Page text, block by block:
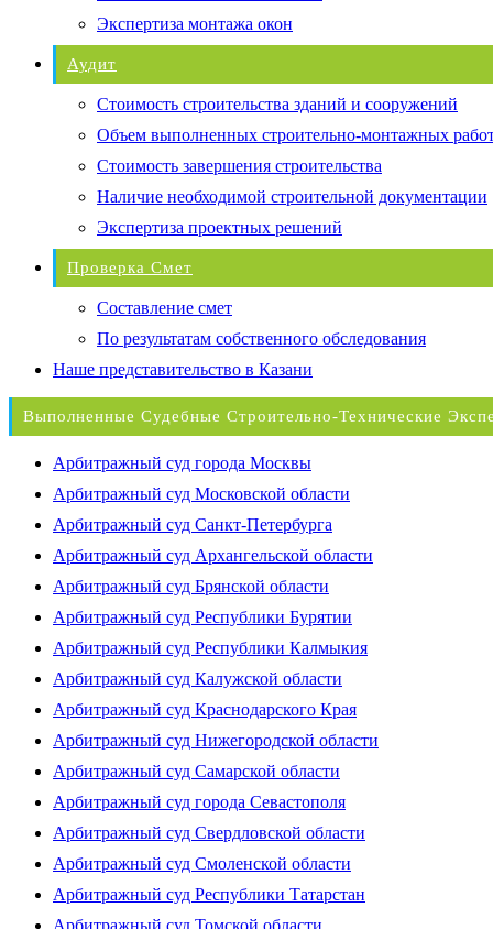
Экспертиза монтажа окон
Аудит
Стоимость строительства зданий и сооружений
Объем выполненных строительно-монтажных
Стоимость завершения строительства
Наличие необходимой строительной документации
Экспертиза проектных решений
Проверка Смет
Составление смет
По результатам собственного обследования
Наше представительство в Казани
Выполненные Судебные Строительно-Технические
Арбитражный суд города Москвы
Арбитражный суд Московской области
Арбитражный суд Санкт-Петербурга
Арбитражный суд Архангельской области
Арбитражный суд Брянской области
Арбитражный суд Республики Бурятии
Арбитражный суд Республики Калмыкия
Арбитражный суд Калужской области
Арбитражный суд Краснодарского Края
Арбитражный суд Нижегородской области
Арбитражный суд Самарской области
Арбитражный суд города Севастополя
Арбитражный суд Свердловской области
Арбитражный суд Смоленской области
Арбитражный суд Республики Татарстан
Арбитражный суд Томской области